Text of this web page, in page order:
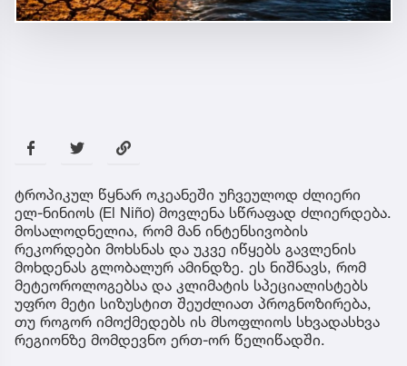
ტროპიკულ წყნარ ოკეანეში უჩვეულოდ ძლიერი
ელ-ნინიოს (El Niño) მოვლენა სწრაფად ძლიერდება.
მოსალოდნელია, რომ მან ინტენსივობის
რეკორდები მოხსნას და უკვე იწყებს გავლენის
მოხდენას გლობალურ ამინდზე. ეს ნიშნავს, რომ
მეტეოროლოგებსა და კლიმატის სპეციალისტებს
უფრო მეტი სიზუსტით შეუძლიათ პროგნოზირება,
თუ როგორ იმოქმედებს ის მსოფლიოს სხვადასხვა
რეგიონზე მომდევნო ერთ-ორ წელიწადში.